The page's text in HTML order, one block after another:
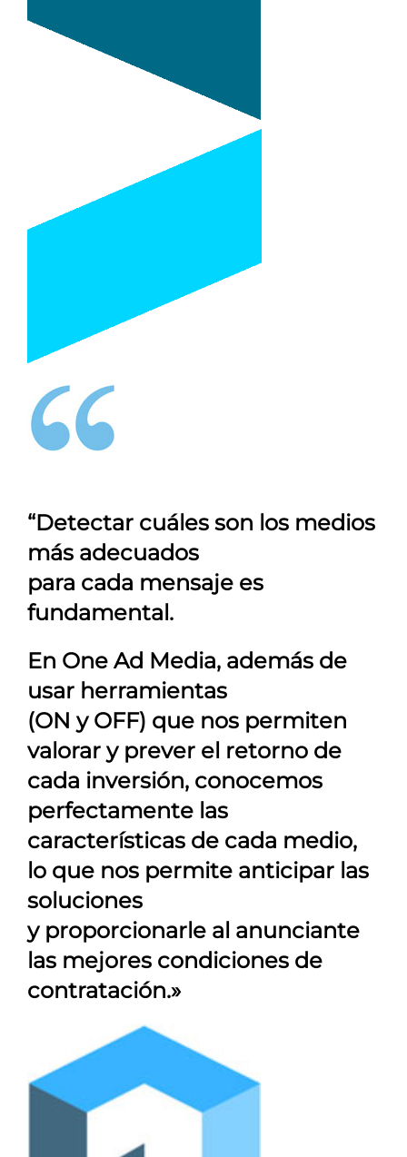
“Detectar cuáles son los medios
más adecuados
para cada mensaje es
fundamental.
En One Ad Media, además de
usar herramientas
(ON y OFF) que nos permiten
valorar y prever el retorno de
cada inversión, conocemos
perfectamente las
características de cada medio,
lo que nos permite anticipar las
soluciones
y proporcionarle al anunciante
las mejores condiciones de
contratación.»